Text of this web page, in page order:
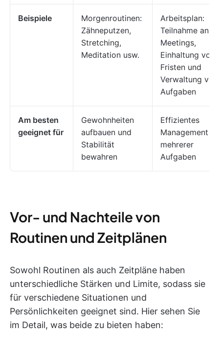
Beispiele
Morgenroutinen:
Zähneputzen,
Stretching,
Meditation usw.
Arbeitsplan:
Teilnahme an
Meetings,
Einhaltung von
Fristen und
Verwaltung von
Aufgaben
Am besten
geeignet für
Gewohnheiten
aufbauen und
Stabilität
bewahren
Effizientes
Management
mehrerer
Aufgaben
Vor- und Nachteile von
Routinen und Zeitplänen
Sowohl Routinen als auch Zeitpläne haben
unterschiedliche Stärken und Limite, sodass sie
für verschiedene Situationen und
Persönlichkeiten geeignet sind. Hier sehen Sie
im Detail, was beide zu bieten haben: